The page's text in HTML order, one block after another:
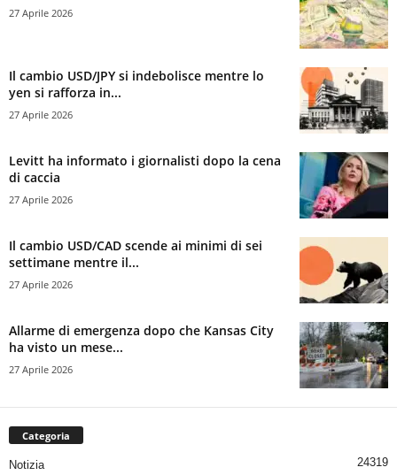
27 Aprile 2026
Il cambio USD/JPY si indebolisce mentre lo
yen si rafforza in...
27 Aprile 2026
Levitt ha informato i giornalisti dopo la cena
di caccia
27 Aprile 2026
Il cambio USD/CAD scende ai minimi di sei
settimane mentre il...
27 Aprile 2026
Allarme di emergenza dopo che Kansas City
ha visto un mese...
27 Aprile 2026
Categoria
Notizia 24319